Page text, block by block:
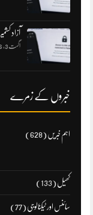
آزاد
اگست 3, 2026
خبروں کے زمرے
اہم خبریں(628)
کھیل(133)
سائنس اور ٹیکنالوجی(77)